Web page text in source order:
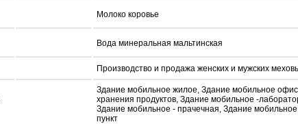
Молоко коровье
Вода минеральная мальтинская
Производство и продажа женских и мужских
Здание мобильное жилое, Здание мобильное
хранения продуктов, Здание мобильное -
Здание мобильное - прачечная, Здание
пункт